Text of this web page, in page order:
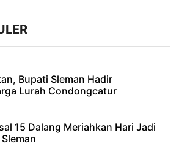
Bupati Sleman Hadir
Lurah Condongcatur
15 Dalang Meriahkan Hari Jadi